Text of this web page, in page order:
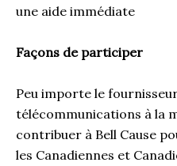
une aide immédiate
Façons de participer
Peu importe le
télécommunications à la
contribuer à Bell Cause
les Canadiennes et